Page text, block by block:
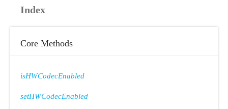
Index
Core Methods
isHWCodecEnabled
setHWCodecEnabled